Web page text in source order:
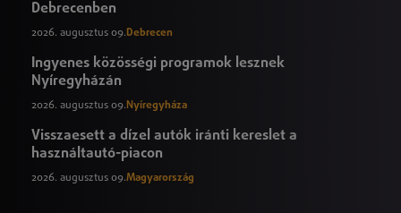
Debrecenben
2026. augusztus 09.Debrecen
Ingyenes közösségi programok lesznek
Nyíregyházán
2026. augusztus 09. Nyíregyháza
Visszaesett a dízel autók iránti kereslet a
használtautó-piacon
2026. augusztus 09.Magyarország